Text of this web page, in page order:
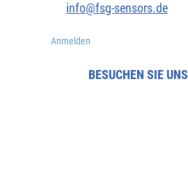
info@fsg-sensors.de
Anmelden
BESUCHEN SIE UNS